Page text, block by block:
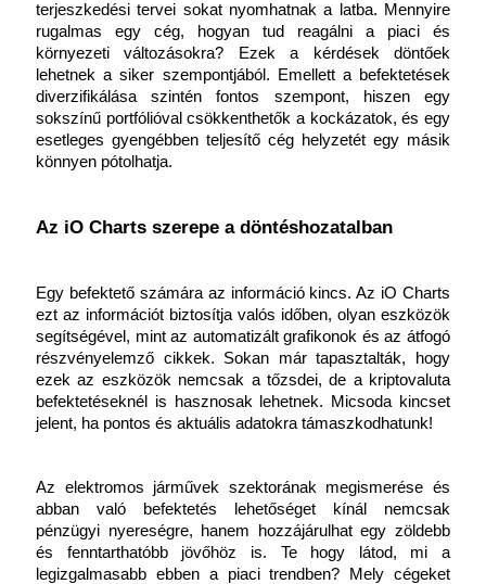
terjeszkedési tervei sokat nyomhatnak a latba. Mennyire
rugalmas egy cég, hogyan tud reagálni a piaci és
környezeti változásokra? Ezek a kérdések döntőek
lehetnek a siker szempontjából. Emellett a befektetések
diverzifikálása szintén fontos szempont, hiszen egy
sokszínű portfólióval csökkenthetők a kockázatok, és egy
esetleges gyengébben teljesítő cég helyzetét egy másik
könnyen pótolhatja.
Az iO Charts szerepe a döntéshozatalban
Egy befektető számára az információ kincs. Az iO Charts
ezt az információt biztosítja valós időben, olyan eszközök
segítségével, mint az automatizált grafikonok és az átfogó
részvényelemző cikkek. Sokan már tapasztalták, hogy
ezek az eszközök nemcsak a tőzsdei, de a kriptovaluta
befektetéseknél is hasznosak lehetnek. Micsoda kincset
jelent, ha pontos és aktuális adatokra támaszkodhatunk!
Az elektromos járművek szektorának megismerése és
abban való befektetés lehetőséget kínál nemcsak
pénzügyi nyereségre, hanem hozzájárulhat egy zöldebb
és fenntarthatóbb jövőhöz is. Te hogy látod, mi a
legizgalmasabb ebben a piaci trendben? Mely cégeket